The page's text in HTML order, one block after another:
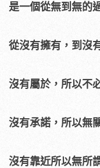
是一個從無到無的
從沒有擁有，到沒
沒有屬於，所以不
沒有承諾，所以無
沒有靠近所以無所